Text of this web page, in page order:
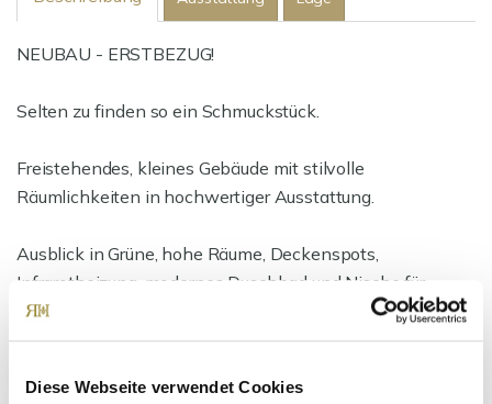
Diese Webseite verwendet Cookies
NEUBAU - ERSTBEZUG!
Selten zu finden so ein Schmuckstück.
Freistehendes, kleines Gebäude mit stilvolle
Räumlichkeiten in hochwertiger Ausstattung.
Ausblick in Grüne, hohe Räume, Deckenspots,
Infrarotheizung, modernes Duschbad und Nische für
Teeküche zeichnen diese Immobilie aus.
auch Kosmetik, Schneider und andere Branchen.